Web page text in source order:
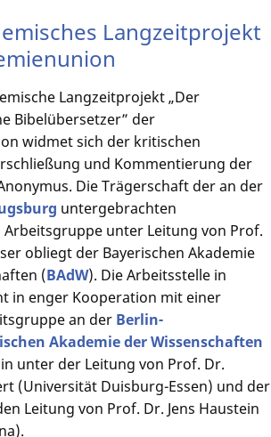
Langzeitprojekt
Langzeitprojekt „Der
Bibelübersetzer” der
widmet sich der kritischen
und Kommentierung der
Die Trägerschaft der an der
untergebrachten
unter Leitung von Prof.
obliegt der Bayerischen Akademie
(BAdW). Die Arbeitsstelle in
in enger Kooperation mit einer
an derBerlin-
Akademie der Wissenschaften
unter der Leitung von Prof. Dr.
(Universität Duisburg-Essen) und der
Leitung von Prof. Dr. Jens Haustein